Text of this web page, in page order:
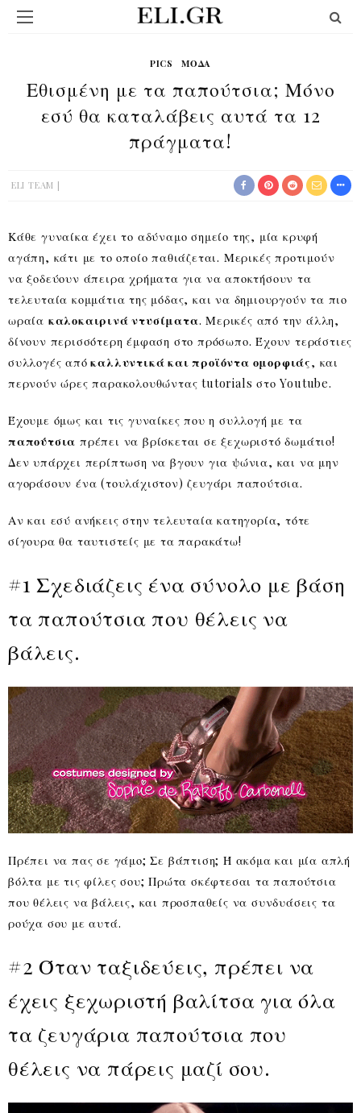
PICS ΜΟΔΑ
Εθισμένη με τα παπούτσια; Μόνο
εσύ θα καταλάβεις αυτά τα 12
πράγματα!
ELI TEAM
Κάθε γυναίκα έχει το αδύναμο σημείο της, μία κρυφή
αγάπη, κάτι με το οποίο παθιάζεται. Μερικές προτιμούν
να ξοδεύουν άπειρα χρήματα για να αποκτήσουν τα
τελευταία κομμάτια της μόδας, και να δημιουργούν τα πιο
ωραία καλοκαιρινά ντυσίματα. Μερικές από την άλλη,
δίνουν περισσότερη έμφαση στο πρόσωπο. Έχουν τεράστιες
συλλογές από καλλυντικά και προϊόντα ομορφιάς, και
περνούν ώρες παρακολουθώντας tutorials στο Youtube.
Έχουμε όμως και τις γυναίκες που η συλλογή με τα
παπούτσια πρέπει να βρίσκεται σε ξεχωριστό δωμάτιο!
Δεν υπάρχει περίπτωση να βγουν για ψώνια, και να μην
αγοράσουν ένα (τουλάχιστον) ζευγάρι παπούτσια.
Αν και εσύ ανήκεις στην τελευταία κατηγορία, τότε
σίγουρα θα ταυτιστείς με τα παρακάτω!
#1 Σχεδιάζεις ένα σύνολο με βάση
τα παπούτσια που θέλεις να
βάλεις.
Πρέπει να πας σε γάμο; Σε βάπτιση; Ή ακόμα και μία απλή
βόλτα με τις φίλες σου; Πρώτα σκέφτεσαι τα παπούτσια
που θέλεις να βάλεις, και προσπαθείς να συνδυάσεις τα
ρούχα σου με αυτά.
#2 Όταν ταξιδεύεις, πρέπει να
έχεις ξεχωριστή βαλίτσα για όλα
τα ζευγάρια παπούτσια που
θέλεις να πάρεις μαζί σου.